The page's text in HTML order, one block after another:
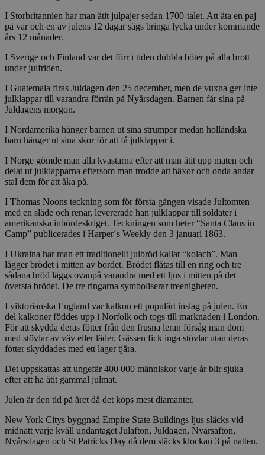
I Storbritannien har man ätit julpajer sedan 1700-talet. Att äta en paj
på var och en av julens 12 dagar sägs bringa lycka under kommande
års 12 månader.
I Sverige och Finland var det förr i tiden dubbla böter på alla brott
under julfriden.
I Guatemala firas Juldagen den 25 december, men de vuxna ger inte
julklappar till varandra förrän på Nyårsdagen. Barnen får sina på
Juldagens morgon.
I Nordamerika hänger barnen ut sina strumpor medan holländska
barn hänger ut sina skor för att få julklappar i.
I Norge gömde man alla kvastarna efter att man ätit upp maten och
delat ut julklapparna eftersom man trodde att häxor och onda andar
stal dem för att åka på.
I Thomas Noons teckning som för första gången visade Jultomten
med en släde och renar, levererade han julklappar till soldater i
amerikanska inbördeskriget. Teckningen som heter “Santa Claus in
Camp” publicerades i Harper´s Weekly den 3 januari 1863.
I Ukraina har man ett traditionellt julbröd kallat “kolach”. Man
lägger brödet i mitten av bordet. Brödet flätas till en ring och tre
sådana bröd läggs ovanpå varandra med ett ljus i mitten på det
översta brödet. De tre ringarna symboliserar treenigheten.
I viktorianska England var kalkon ett populärt inslag på julen. En
del kalkoner föddes upp i Norfolk och togs till marknaden i London.
För att skydda deras fötter från den frusna leran försåg man dom
med stövlar av väv eller läder. Gässen fick inga stövlar utan deras
fötter skyddades med ett lager tjära.
Det uppskattas att ungefär 400 000 människor varje år blir sjuka
efter att ha ätit gammal julmat.
Julen är den tid på året då det köps mest diamanter.
New York Citys byggnad Empire State Buildings ljus släcks vid
midnatt varje kväll undantaget Julafton, Juldagen, Nyårsafton,
Nyårsdagen och St Patricks Day då dem släcks klockan 3 på natten.